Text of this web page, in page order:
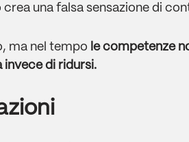
una falsa sensazione di
ma nel tempo le competenze
di ridursi.